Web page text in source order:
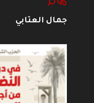
جمال العتابي